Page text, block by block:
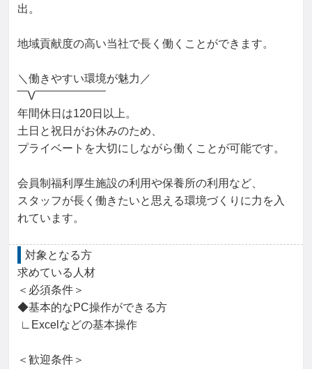
出。
地域貢献度の高い当社で長く働くことができます。
＼働きやすい環境が魅力／
‾‾‾V‾‾‾‾‾‾‾‾‾‾‾‾‾‾‾‾‾‾‾‾
年間休日は120日以上。
土日と祝日がお休みのため、
プライベートを大切にしながら働くことが可能です。
会員制福利厚生施設の利用や保養所の利用など、
スタッフが長く働きたいと思える環境づくりに力を入
れています。
対象となる方
求めている人材
＜必須条件＞
◆基本的なPC操作ができる方
＜歓迎条件＞